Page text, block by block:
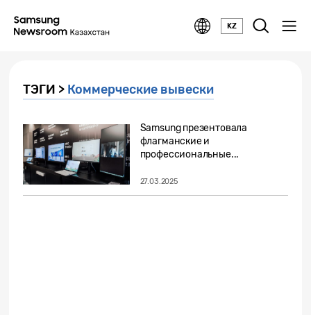
KZ
ТЭГИ > Коммерческие вывески
Samsung презентовала
флагманские и
профессиональные...
27.03.2025